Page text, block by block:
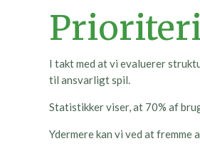
I takt med at vi evaluerer
til ansvarligt spil.
Statistikker viser, at 70% af
Ydermere kan vi ved at